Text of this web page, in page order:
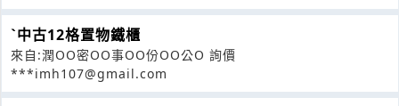
ˋ中古12格置物鐵櫃
來自:潤OO密OO事OO份OO公O 詢價
***imh107@gmail.com